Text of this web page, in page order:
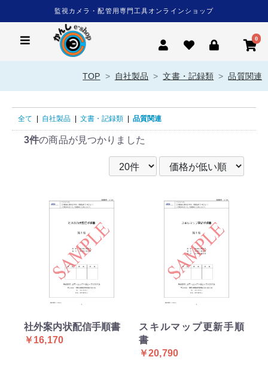
監視カメラ・配管用専門工具オンラインショップ
0
TOP 自社製品 文書・記録類 品質関連
全て | 自社製品 | 文書・記録類 | 品質関連
3件の商品が見つかりました
社外案内状配信手順書
￥16,170
スキルマップ更新手順
書
￥20,790